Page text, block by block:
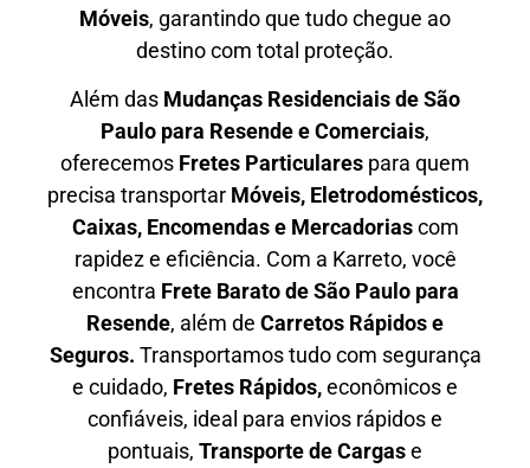
Móveis, garantindo que tudo chegue ao
destino com total proteção.
Além das Mudanças Residenciais de São
Paulo para Resende e Comerciais,
oferecemos Fretes Particulares para quem
precisa transportar Móveis, Eletrodomésticos,
Caixas, Encomendas e Mercadoriascom
rapidez e eficiência. Com a Karreto, você
encontra Frete Baratode São Paulo para
Resende, além de Carretos Rápidos e
Seguros. Transportamos tudo com segurança
e cuidado, Fretes Rápidos,econômicos e
confiáveis, ideal para envios rápidos e
pontuais, Transporte de Cargase